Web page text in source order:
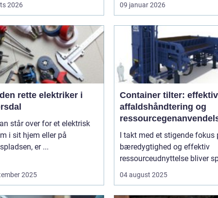
2026 09 januar 2026
rette elektriker i
står over for et elektrisk
i sit hjem eller på
er ...
2025
Container tilter:
affaldshåndtering og
I takt med et stigende fokus
bæredygtighed og effektiv
ressourceudnyttelse bliver
04 august 2025